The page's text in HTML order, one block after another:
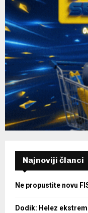
Najnoviji članci
Ne propustite novu
Dodik: Helez